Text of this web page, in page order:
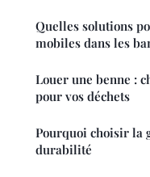
Quelles solutions
mobiles dans les
Louer une benne :
pour vos déchets
Pourquoi choisir la
durabilité